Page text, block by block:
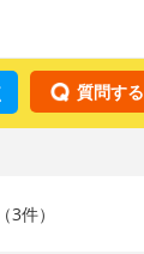
質問する
3件）